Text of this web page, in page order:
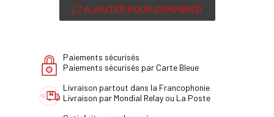
AJOUTER POUR COMPARER
Paiements sécurisés
Paiements sécurisés par Carte Bleue
Livraison partout dans la Francophonie
Livraison par Mondial Relay ou La Poste